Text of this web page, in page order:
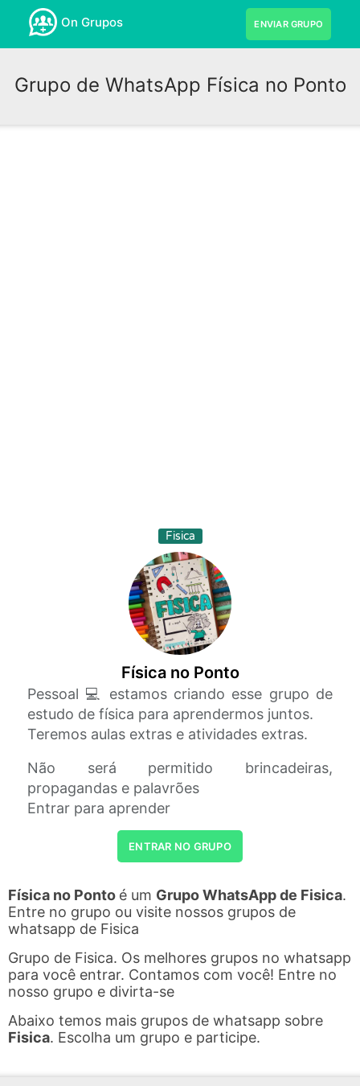
On Grupos ENVIAR GRUPO
Grupo de WhatsApp Física no Ponto
Fisica
Física no Ponto
Pessoal 💻 estamos criando esse grupo de
estudo de física para aprendermos juntos.
Teremos aulas extras e atividades extras.
Não será permitido brincadeiras,
propagandas e palavrões
Entrar para aprender
ENTRAR NO GRUPO
Física no Ponto é um Grupo WhatsApp de Fisica.
Entre no grupo ou visite nossos grupos de
whatsapp de Fisica
Grupo de Fisica. Os melhores grupos no whatsapp
para você entrar. Contamos com você! Entre no
nosso grupo e divirta-se
Abaixo temos mais grupos de whatsapp sobre
Fisica. Escolha um grupo e participe.